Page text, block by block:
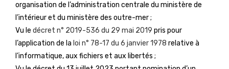
organisation de l’administration centrale du ministère de
l’intérieur et du ministère des outre-mer ;
Vu le décret n° 2019-536 du 29 mai 2019 pris pour
l’application de la loi n° 78-17 du 6 janvier 1978 relative à
l’informatique, aux fichiers et aux libertés ;